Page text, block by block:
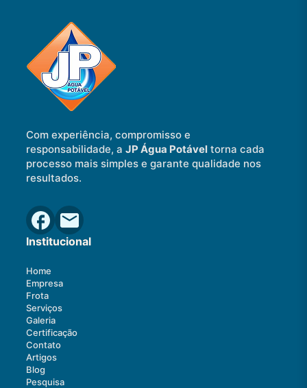
Com experiência, compromisso e
responsabilidade, aJP Água Potável torna cada
processo mais simples e garante qualidade nos
resultados.
Institucional
Home
Empresa
Frota
Serviços
Galeria
Certificação
Contato
Artigos
Blog
Pesquisa